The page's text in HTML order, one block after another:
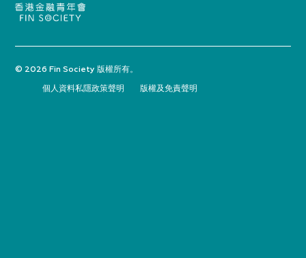
© 2026 Fin Society 版權所有。
個人資料私隱政策聲明 版權及免責聲明